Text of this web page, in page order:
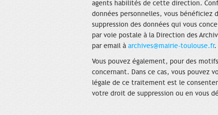
agents habilités de cette direction.
données personnelles, vous
suppression des données qui vous
par voie postale à la Direction des
par email à archives@mairie-toulouse.fr.
Vous pouvez également, pour des
concernant. Dans ce cas, vous pouvez
légale de ce traitement est le
votre droit de suppression ou en vous